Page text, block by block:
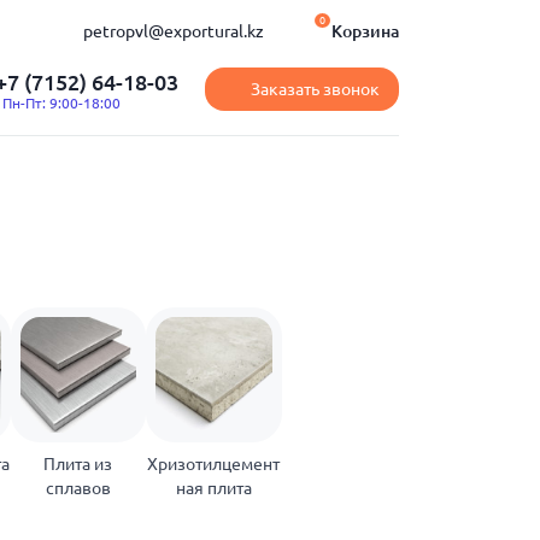
petropvl@exportural.kz Корзина
0
(7152) 64-18-03
Пн-Пт: 9:00-18:00
Заказать звонок
Плита из
сплавов
Хризотилцемент
ная плита